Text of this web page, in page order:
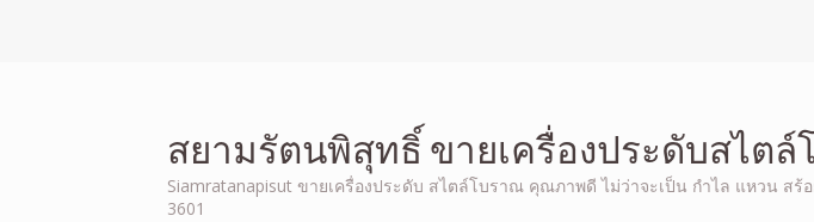
สยามรัตนพิสุทธิ์ ขายเครื่องประดับสไต
Siamratanapisut ขายเครื่องประดับ สไตล์โบราณ คุณภาพดี ไม่ว่าจะเป็น กำไล แหวน ส
3601